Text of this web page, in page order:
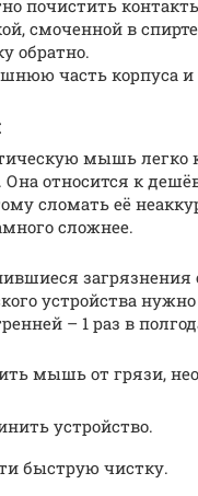
почистить
смоченной в
обратно.
часть корпуса
мышь легко
Она относится к
сломать её
сложнее.
устройства нужно
– 1 раз в
мышь от грязи,
устройство.
быструю чистку.